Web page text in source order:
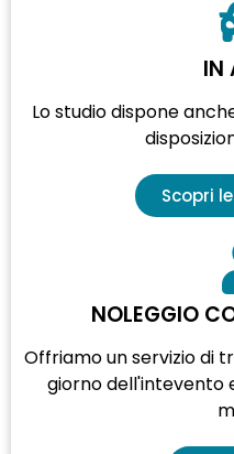
IN
Lo studio dispone
Scopri
NOLEGGIO
Offriamo un servizio di
giorno dell'intevento